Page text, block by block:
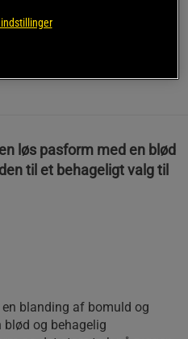
løs pasform med en blød
til et behageligt valg til
blanding af bomuld og
blød og behagelig